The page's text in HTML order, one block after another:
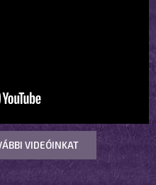
VIDEÓINKAT